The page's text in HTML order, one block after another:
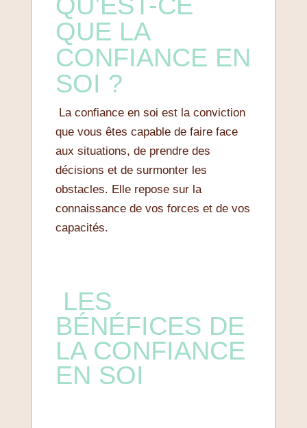
QUE LA
CONFIANCE EN
SOI ?
La confiance en soi est la conviction
que vous êtes capable de faire face
aux situations, de prendre des
décisions et de surmonter les
obstacles. Elle repose sur la
connaissance de vos forces et de vos
capacités.
LES
BÉNÉFICES DE
LA CONFIANCE
EN SOI